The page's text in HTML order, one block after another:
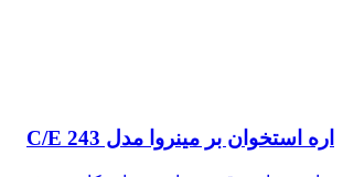
اره استخوان بر مینروا مدل C/E 243